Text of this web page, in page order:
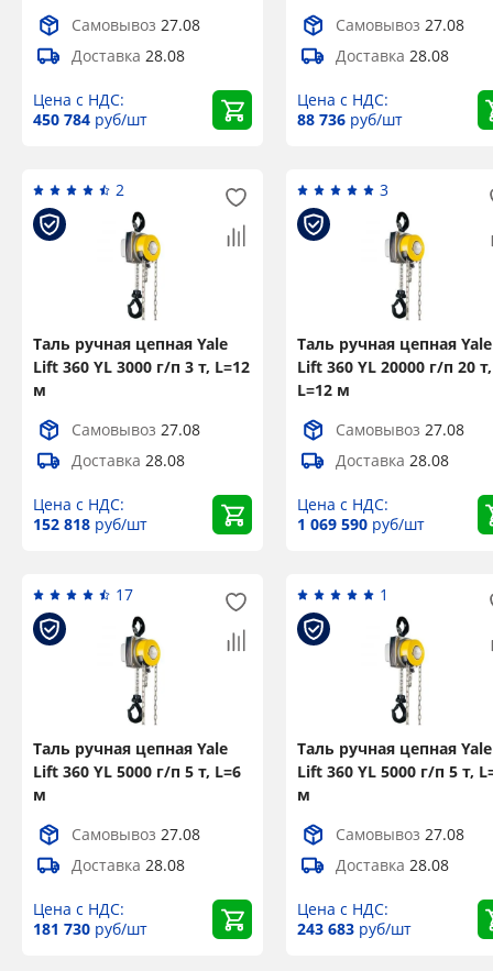
Самовывоз 27.08
Доставка 28.08
Цена с НДС:
450 784 руб/шт
Самовывоз27.08
Доставка28.08
Цена с НДС:
88 736 руб/шт
2
Таль ручная цепная Yale
Lift 360 YL 3000 г/п 3 т, L=12
м
Самовывоз 27.08
Доставка 28.08
Цена с НДС:
152 818 руб/шт
3
Таль ручная цепная Yale
Lift 360 YL 20000 г/п 20 т,
L=12 м
Самовывоз27.08
Доставка28.08
Цена с НДС:
1 069 590 руб/шт
17
Таль ручная цепная Yale
Lift 360 YL 5000 г/п 5 т, L=6
м
Самовывоз 27.08
Доставка 28.08
Цена с НДС:
181 730 руб/шт
1
Таль ручная цепная Yale
Lift 360 YL 5000 г/п 5 т,
м
Самовывоз27.08
Доставка28.08
Цена с НДС:
243 683 руб/шт